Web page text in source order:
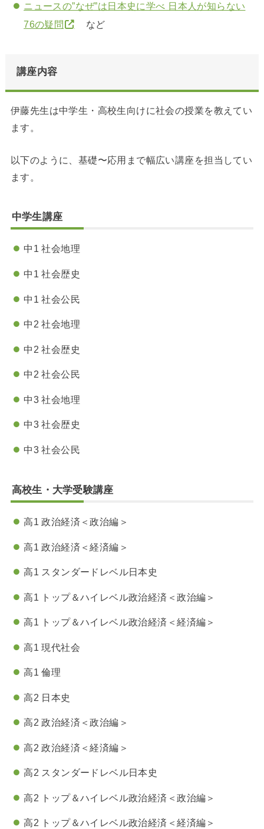
ニュースの”なぜ”は日本史に学べ 日本人が知らない
76の疑問
など
講座内容
伊藤先生は中学生・高校生向けに社会の授業を教えてい
ます。
以下のように、基礎〜応用まで幅広い講座を担当してい
ます。
中学生講座
中1 社会地理
中1 社会歴史
中1 社会公民
中2 社会地理
中2 社会歴史
中2 社会公民
中3 社会地理
中3 社会歴史
中3 社会公民
高校生・大学受験講座
高1 政治経済＜政治編＞
高1 政治経済＜経済編＞
高1 スタンダードレベル日本史
高1 トップ＆ハイレベル政治経済＜政治編＞
高1 トップ＆ハイレベル政治経済＜経済編＞
高1 現代社会
高1 倫理
高2 日本史
高2 政治経済＜政治編＞
高2 政治経済＜経済編＞
高2 スタンダードレベル日本史
高2 トップ＆ハイレベル政治経済＜政治編＞
高2 トップ＆ハイレベル政治経済＜経済編＞